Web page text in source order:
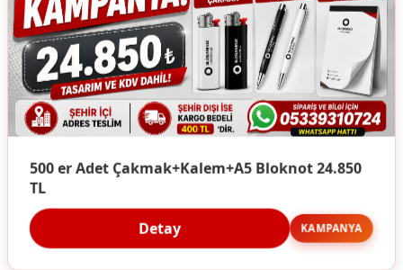
500 er Adet Çakmak+Kalem+A5 Bloknot 24.850
TL
Detay KAMPANYA